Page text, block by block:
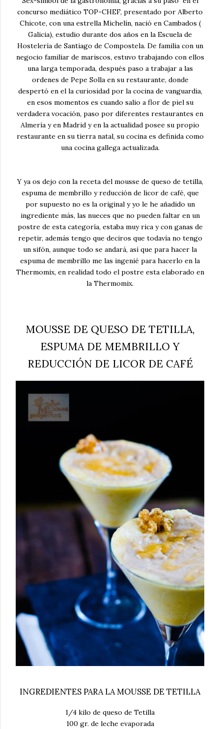
concurso mediático TOP-CHEF, presentado por Alberto
Chicote, con una estrella Michelín, nació en Cambados (
Galicia), estudio durante dos años en la Escuela de
Hostelería de Santiago de Compostela. De familia con un
negocio familiar de mariscos, estuvo trabajando con ellos
una larga temporada, después paso a trabajar a las
ordenes de Pepe Solla en su restaurante, donde
despertó en el la curiosidad por la cocina de vanguardia,
en esos momentos es cuando salio a flor de piel su
verdadera vocación, paso por diferentes restaurantes en
Almería y en Madrid y en la actualidad posee su propio
restaurante en su tierra natal, su cocina es definida como
una cocina gallega actualizada.
Y ya os dejo con la receta del mousse de queso de tetilla,
espuma de membrillo y reducción de licor de café, que
por supuesto no es la original y yo le he añadido un
ingrediente más, las nueces que no pueden faltar en un
postre de esta categoría, estaba muy rica y con ganas de
repetir, además tengo que deciros que todavía no tengo
un sifón, aunque todo se andará, así que para hacer la
espuma de membrillo me las ingenié para hacerlo en la
Thermomix, en realidad todo el postre esta elaborado en
la Thermomix.
MOUSSE DE QUESO DE TETILLA,
ESPUMA DE MEMBRILLO Y
REDUCCIÓN DE LICOR DE CAFÉ
INGREDIENTES PARA LA MOUSSE DE TETILLA
1/4 kilo de queso de Tetilla
100 gr. de leche evaporada